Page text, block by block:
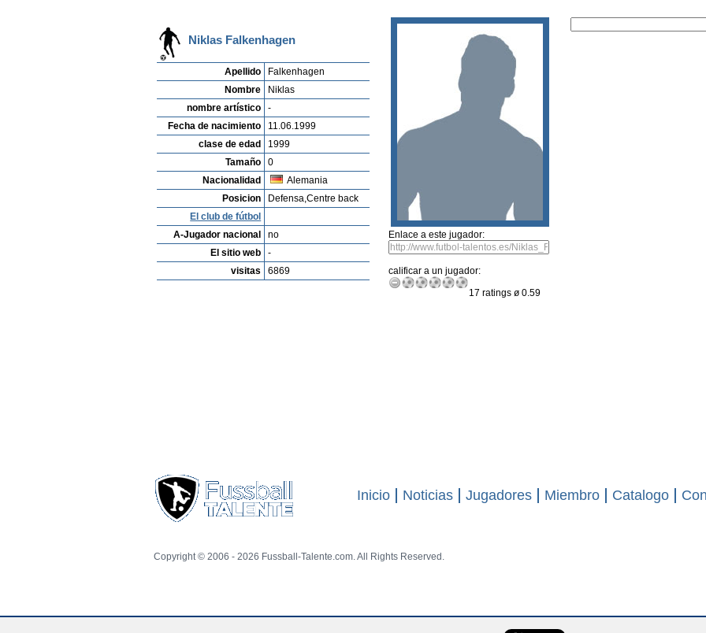
Niklas Falkenhagen
Apellido
Falkenhagen
Nombre
Niklas
nombre artístico
-
Fecha de nacimiento
11.06.1999
clase de edad
1999
Tamaño
0
Nacionalidad
Alemania
Posicion
Defensa,Centre back
El club de fútbol
A-Jugador nacional
no
El sitio web
-
visitas
6869
Enlace a este jugador:
calificar a un jugador:
17 ratings ø 0.59
Inicio Noticias Jugadores Miembro Catalogo
Copyright © 2006 - 2026 Fussball-Talente.com. All Rights Reserved.